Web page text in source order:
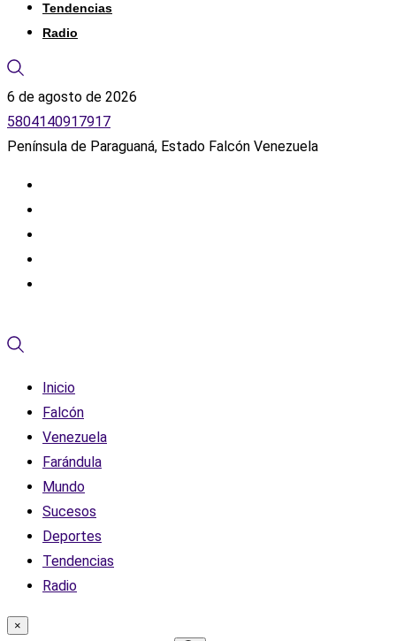
Tendencias
Radio
6 de agosto de 2026
5804140917917
Península de Paraguaná, Estado Falcón Venezuela
Inicio
Falcón
Venezuela
Farándula
Mundo
Sucesos
Deportes
Tendencias
Radio
×